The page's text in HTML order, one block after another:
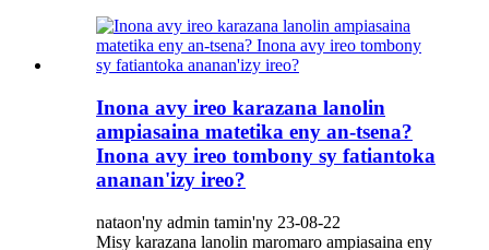
Inona avy ireo karazana lanolin
ampiasaina matetika eny an-tsena?
Inona avy ireo tombony sy fatiantoka
ananan'izy ireo?
nataon'ny admin tamin'ny 23-08-22
Misy karazana lanolin maromaro ampiasaina eny